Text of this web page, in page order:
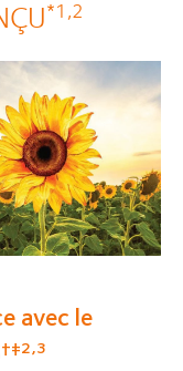
*1,2
avec le
†‡2,3